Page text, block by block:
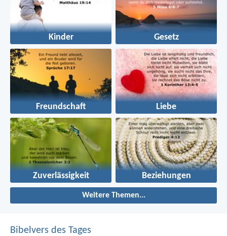
Kinder Gesetz
Freundschaft Liebe
Zuverlässigkeit Beziehungen
Weitere Themen...
Bibelvers des Tages